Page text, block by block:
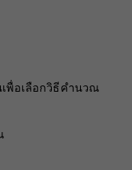
พื่อเลือกวิธีคำนวณ